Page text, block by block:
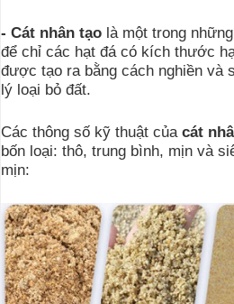
- Cát nhân tạo là một trong
để chỉ các hạt đá có kích thước
được tạo ra bằng cách nghiền và
lý loại bỏ đất.
Các thông số kỹ thuật của cát
bốn loại: thô, trung bình, mịn và
mịn: